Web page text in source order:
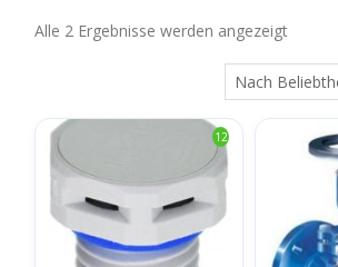
Alle 2 Ergebnisse werden angezeigtNach
sortiert
12